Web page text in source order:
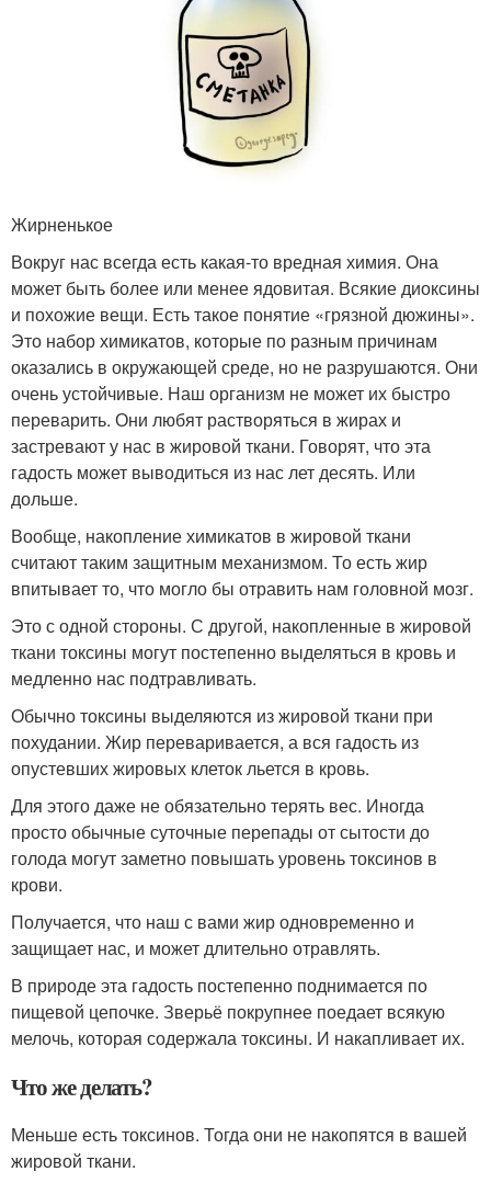
Жирненькое
Вокруг нас всегда есть какая-то вредная химия. Она
может быть более или менее ядовитая. Всякие диоксины
и похожие вещи. Есть такое понятие «грязной дюжины».
Это набор химикатов, которые по разным причинам
оказались в окружающей среде, но не разрушаются. Они
очень устойчивые. Наш организм не может их быстро
переварить. Они любят растворяться в жирах и
застревают у нас в жировой ткани. Говорят, что эта
гадость может выводиться из нас лет десять. Или
дольше.
Вообще, накопление химикатов в жировой ткани
считают таким защитным механизмом. То есть жир
впитывает то, что могло бы отравить нам головной мозг.
Это с одной стороны. С другой, накопленные в жировой
ткани токсины могут постепенно выделяться в кровь и
медленно нас подтравливать.
Обычно токсины выделяются из жировой ткани при
похудании. Жир переваривается, а вся гадость из
опустевших жировых клеток льется в кровь.
Для этого даже не обязательно терять вес. Иногда
просто обычные суточные перепады от сытости до
голода могут заметно повышать уровень токсинов в
крови.
Получается, что наш с вами жир одновременно и
защищает нас, и может длительно отравлять.
В природе эта гадость постепенно поднимается по
пищевой цепочке. Зверьё покрупнее поедает всякую
мелочь, которая содержала токсины. И накапливает их.
Что же делать?
Меньше есть токсинов. Тогда они не накопятся в вашей
жировой ткани.